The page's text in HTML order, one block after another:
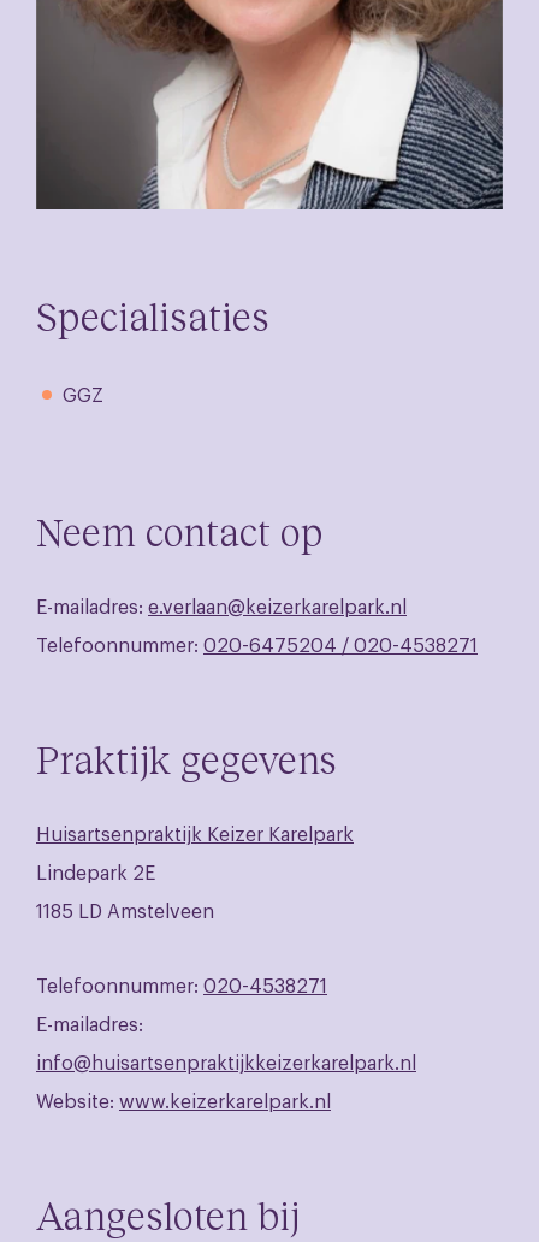
Specialisaties
GGZ
Neem contact op
E-mailadres: e.verlaan@keizerkarelpark.nl
Telefoonnummer: 020-6475204 / 020-4538271
Praktijk gegevens
Huisartsenpraktijk Keizer Karelpark
Lindepark 2E
1185 LD Amstelveen
Telefoonnummer: 020-4538271
E-mailadres:
info@huisartsenpraktijkkeizerkarelpark.nl
Website: www.keizerkarelpark.nl
Aangesloten bij